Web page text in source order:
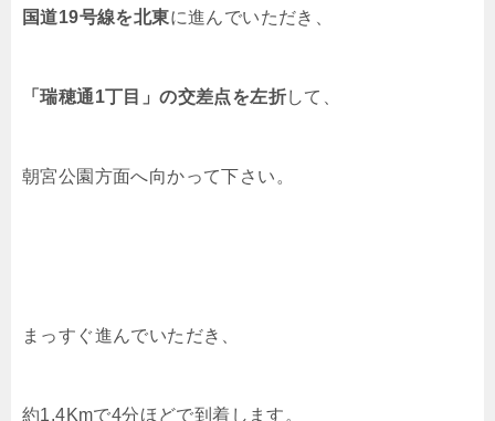
国道19号線を北東に進んでいただき、
「瑞穂通1丁目」の交差点を左折して、
朝宮公園方面へ向かって下さい。
まっすぐ進んでいただき、
約1.4Kmで4分ほどで到着します。